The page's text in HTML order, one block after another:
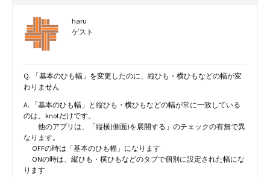
haru
ゲスト
Q. 「基本のひも幅」を変更したのに、縦ひも・横ひもなどの幅が変
わりません
A. 「基本のひも幅」と縦ひも・横ひもなどの幅が常に一致している
のは、knotだけです。
他のアプリは、「縦横(側面)を展開する」のチェックの有無で異
なります。
OFFの時は「基本のひも幅」になります
ONの時は、縦ひも・横ひもなどのタブで個別に設定された幅にな
ります